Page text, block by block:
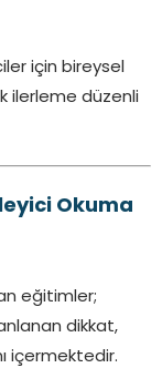
için bireysel
ilerleme düzenli
Okuma
eğitimler;
dikkat,
içermektedir.